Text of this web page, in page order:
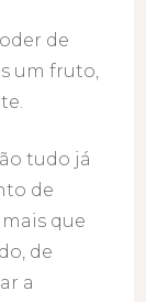
de
um fruto,
tudo já
de
que
de
a